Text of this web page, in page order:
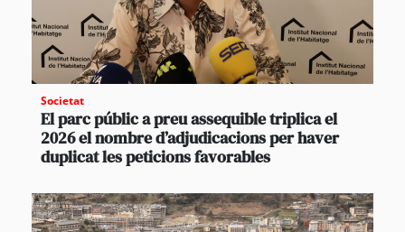
Societat
El parc públic a preu assequible triplica el
2026 el nombre d’adjudicacions per haver
duplicat les peticions favorables